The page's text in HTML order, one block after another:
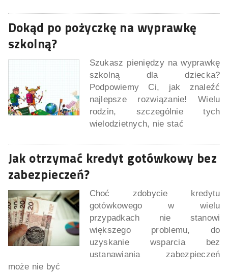
Dokąd po pożyczkę na wyprawkę
szkolną?
Szukasz pieniędzy na wyprawkę
szkolną dla dziecka?
Podpowiemy Ci, jak znaleźć
najlepsze rozwiązanie! Wielu
rodzin, szczególnie tych
wielodzietnych, nie stać
Jak otrzymać kredyt gotówkowy bez
zabezpieczeń?
Choć zdobycie kredytu
gotówkowego w wielu
przypadkach nie stanowi
większego problemu, do
uzyskanie wsparcia bez
ustanawiania zabezpieczeń
może nie być